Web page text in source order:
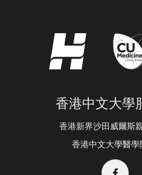
香港中文大學
香港新界沙田威爾斯
香港中文大學醫